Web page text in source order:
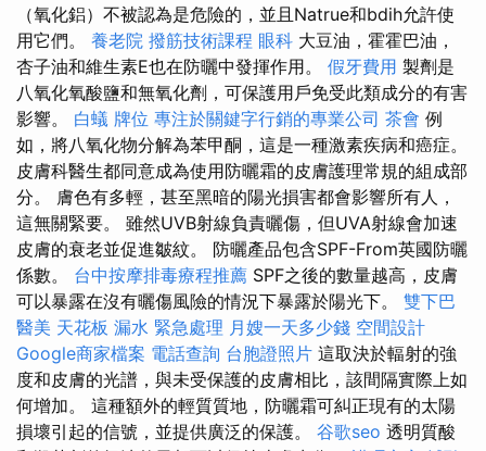
（氧化鋁）不被認為是危險的，並且Natrue和bdih允許使
用它們。 養老院 撥筋技術課程 眼科 大豆油，霍霍巴油，
杏子油和維生素E也在防曬中發揮作用。 假牙費用 製劑是
八氧化氧酸鹽和無氧化劑，可保護用戶免受此類成分的有害
影響。 白蟻 牌位 專注於關鍵字行銷的專業公司 茶會 例
如，將八氧化物分解為苯甲酮，這是一種激素疾病和癌症。
皮膚科醫生都同意成為使用防曬霜的皮膚護理常規的組成部
分。 膚色有多輕，甚至黑暗的陽光損害都會影響所有人，
這無關緊要。 雖然UVB射線負責曬傷，但UVA射線會加速
皮膚的衰老並促進皺紋。 防曬產品包含SPF-From英國防曬
係數。 台中按摩排毒療程推薦 SPF之後的數量越高，皮膚
可以暴露在沒有曬傷風險的情況下暴露於陽光下。 雙下巴
醫美 天花板 漏水 緊急處理 月嫂一天多少錢 空間設計
Google商家檔案 電話查詢 台胞證照片 這取決於輻射的強
度和皮膚的光譜，與未受保護的皮膚相比，該間隔實際上如
何增加。 這種額外的輕質質地，防曬霜可糾正現有的太陽
損壞引起的信號，並提供廣泛的保護。 谷歌seo 透明質酸